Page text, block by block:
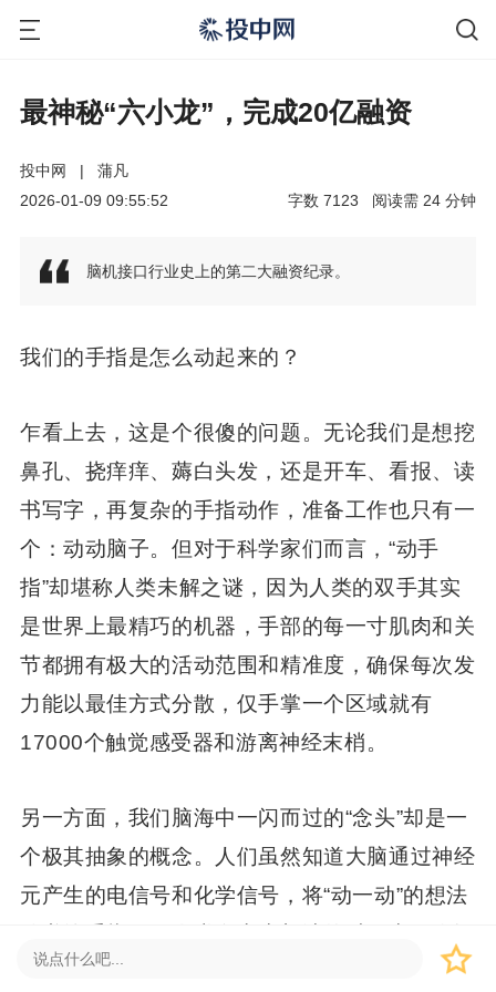
最神秘“六小龙”，完成20亿融资
投中网 |
蒲凡
2026-01-09 09:55:52
分钟
24
阅读需
7123
字数
脑机接口行业史上的第二大融资纪录。
我们的手指是怎么动起来的？
乍看上去，这是个很傻的问题。无论我们是想挖
鼻孔、挠痒痒、薅白头发，还是开车、看报、读
书写字，再复杂的手指动作，准备工作也只有一
个：动动脑子。但对于科学家们而言，“动手
指”却堪称人类未解之谜，因为人类的双手其实
是世界上最精巧的机器，手部的每一寸肌肉和关
节都拥有极大的活动范围和精准度，确保每次发
力能以最佳方式分散，仅手掌一个区域就有
17000个触觉感受器和游离神经末梢。
另一方面，我们脑海中一闪而过的“念头”却是一
个极其抽象的概念。人们虽然知道大脑通过神经
元产生的电信号和化学信号，将“动一动”的想法
跃”的脑区是不固定的。感觉皮层、前额叶皮